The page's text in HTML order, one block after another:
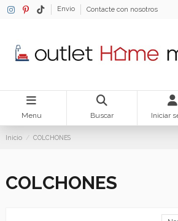
Envio Contacte con nosotros
Menu Buscar Iniciar
Inicio COLCHONES
COLCHONES